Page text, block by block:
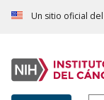
Un sitio oficial